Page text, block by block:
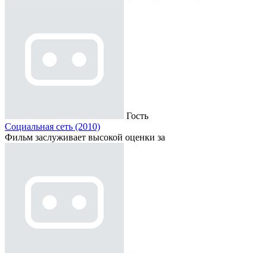
Гость
Социальная сеть (2010)
Фильм заслуживает высокой оценки за